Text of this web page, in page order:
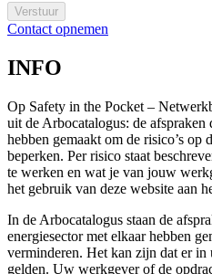
Verstuur
Contact opnemen
INFO
Op Safety in the Pocket –
uit de Arbocatalogus: de
hebben gemaakt om de risico’s
beperken. Per risico staat
te werken en wat je van jouw
het gebruik van deze website aan
In de Arbocatalogus staan de
energiesector met elkaar hebben
verminderen. Het kan zijn dat er
gelden. Uw werkgever of de